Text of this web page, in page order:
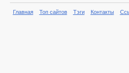
Главная Топ сайтов Тэги Контакты